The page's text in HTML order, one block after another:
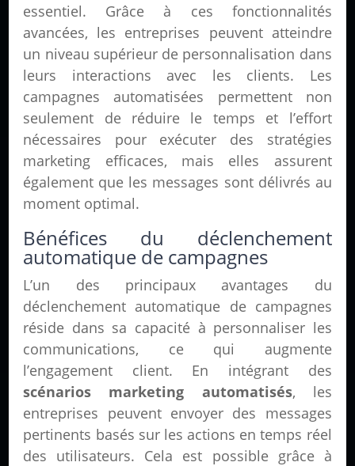
essentiel. Grâce à ces fonctionnalités
avancées, les entreprises peuvent atteindre
un niveau supérieur de personnalisation dans
leurs interactions avec les clients. Les
campagnes automatisées permettent non
seulement de réduire le temps et l’effort
nécessaires pour exécuter des stratégies
marketing efficaces, mais elles assurent
également que les messages sont délivrés au
moment optimal.
Bénéfices du déclenchement
automatique de campagnes
L’un des principaux avantages du
déclenchement automatique de campagnes
réside dans sa capacité à personnaliser les
communications, ce qui augmente
l’engagement client. En intégrant des
scénarios marketing automatisés, les
entreprises peuvent envoyer des messages
pertinents basés sur les actions en temps réel
des utilisateurs. Cela est possible grâce à